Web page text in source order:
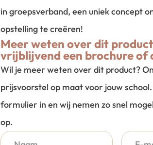
in groepsverband, een uniek concept
opstelling te creëren!
Meer weten over dit
vrijblijvend een brochure of
Wil je meer weten over dit product?
prijsvoorstel op maat voor jouw
formulier in en wij nemen zo snel
op.